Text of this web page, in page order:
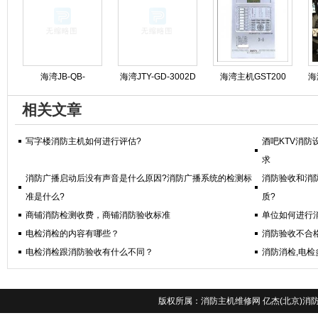
钮修理
海湾JB-QB-
GST5000消防主机操
作步骤规程
海湾JTY-GD-3002D
烟感维护保养
海湾主机GST200
GST500 GST5000
相关文章
写字楼消防主机如何进行评估?
酒吧KTV消防
求
消防广播启动后没有声音是什么原因?消防广播系统的检测标
准是什么?
消防验收和消
质?
商铺消防检测收费，商铺消防验收标准
单位如何进行
电检消检的内容有哪些？
消防验收不合
电检消检跟消防验收有什么不同？
消防消检,电检
版权所属： 消防主机维修网 亿杰(北京)消